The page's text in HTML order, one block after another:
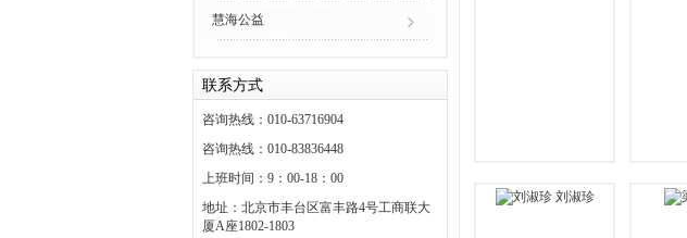
慧海公益
联系方式
咨询热线：010-63716904
咨询热线：010-83836448
上班时间：9：00-18：00
地址：北京市丰台区富丰路4号工商联大
厦A座1802-1803
刘淑珍